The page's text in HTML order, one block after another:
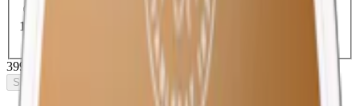
/st
10-pack
39,36 kr
50-pack
399,50 kr
Slut i lager